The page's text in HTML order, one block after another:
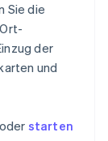
Sie die
der
und
starten